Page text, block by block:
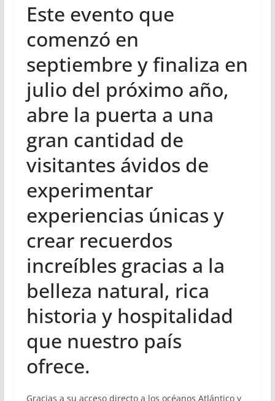
Este evento que
comenzó en
septiembre y finaliza en
julio del próximo año,
abre la puerta a una
gran cantidad de
visitantes ávidos de
experimentar
experiencias únicas y
crear recuerdos
increíbles gracias a la
belleza natural, rica
historia y hospitalidad
que nuestro país
ofrece.
Gracias a su acceso directo a los océanos Atlántico y